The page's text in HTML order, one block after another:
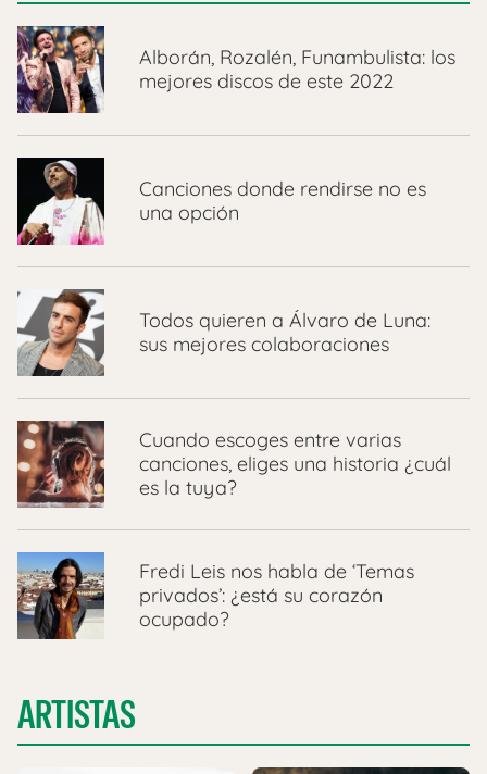
Alborán, Rozalén, Funambulista: los
mejores discos de este 2022
Canciones donde rendirse no es
una opción
Todos quieren a Álvaro de Luna:
sus mejores colaboraciones
Cuando escoges entre varias
canciones, eliges una historia ¿cuál
es la tuya?
Fredi Leis nos habla de ‘Temas
privados’: ¿está su corazón
ocupado?
ARTISTAS